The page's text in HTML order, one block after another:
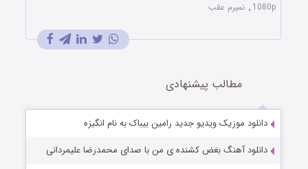
1080p
, نمیرم عقب
مطالب پیشنهادی
دانلود موزیک ویدیو جدید رامین بیباک به نام انگیزه
دانلود آهنگ بغض کشنده ی من با صدای محمدرضا علیمردانی